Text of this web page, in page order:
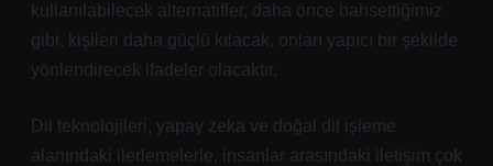
kullanılabilecek alternatifler, daha önce bahsettiğimiz
gibi, kişileri daha güçlü kılacak, onları yapıcı bir şekilde
yönlendirecek ifadeler olacaktır.
Dil teknolojileri, yapay zeka ve doğal dil işleme
alanındaki ilerlemelerle, insanlar arasındaki iletişim çok